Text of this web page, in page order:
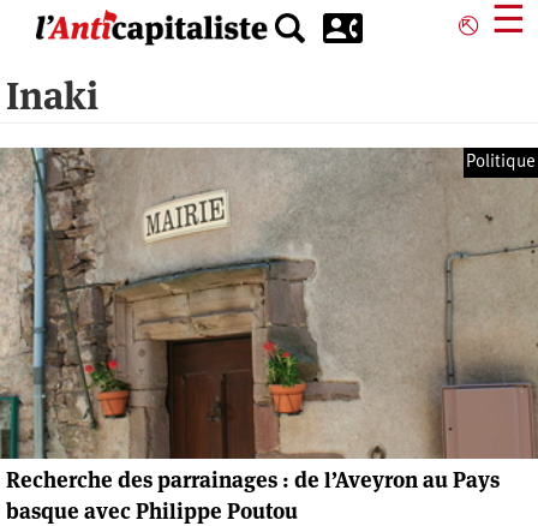
principal
⎋ ☰
Inaki
Politique
Recherche des parrainages : de l’Aveyron au Pays
basque avec Philippe Poutou